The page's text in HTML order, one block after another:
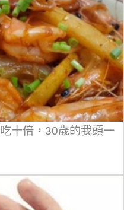
十倍，30歲的我頭一